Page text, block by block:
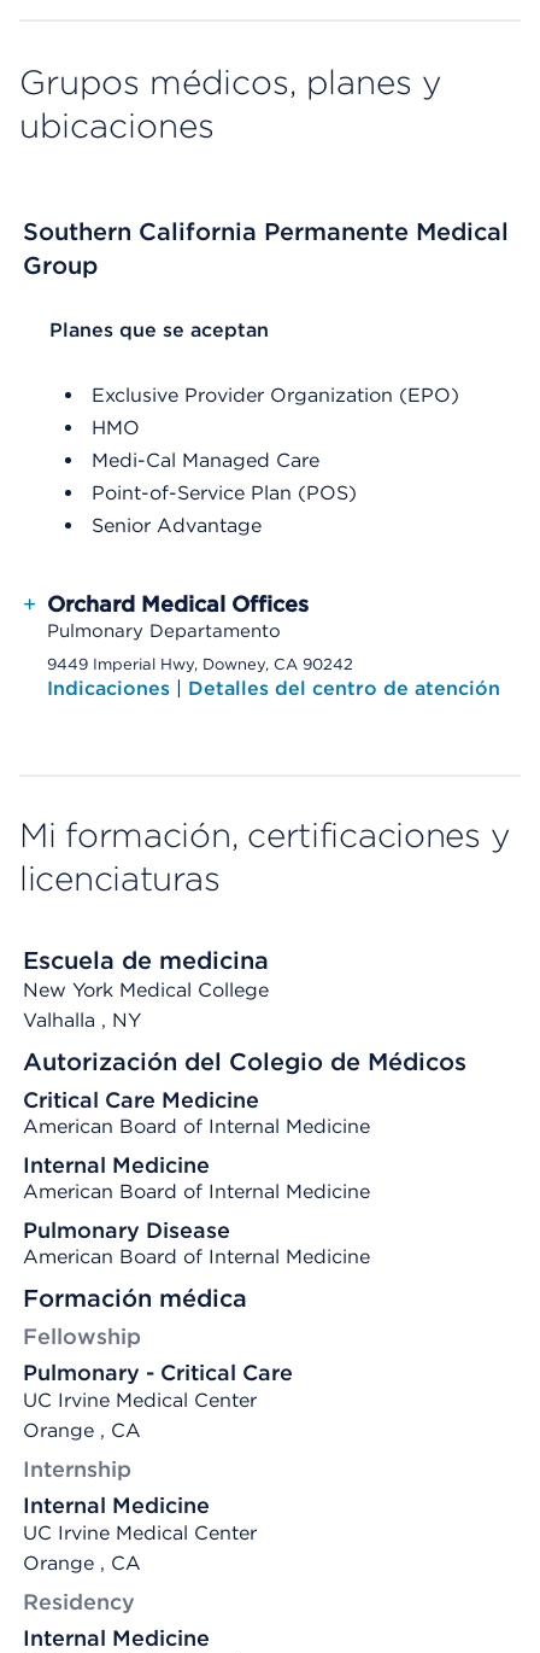
Grupos médicos, planes y
ubicaciones
Southern California Permanente Medical
Group
List Header Planes que se aceptan
Planes que se aceptan
Exclusive Provider Organization (EPO)
HMO
Medi-Cal Managed Care
Point-of-Service Plan (POS)
Senior Advantage
+ Orchard Medical Offices
Pulmonary Departamento
9449 Imperial Hwy, Downey, CA 90242
Indicaciones | Detalles del centro de atención
Mi formación, certificaciones y
licenciaturas
Escuela de medicina
New York Medical College
Valhalla , NY
Autorización del Colegio de Médicos
Critical Care Medicine
American Board of Internal Medicine
Internal Medicine
American Board of Internal Medicine
Pulmonary Disease
American Board of Internal Medicine
Formación médica
Fellowship
Pulmonary - Critical Care
UC Irvine Medical Center
Orange , CA
Internship
Internal Medicine
UC Irvine Medical Center
Orange , CA
Residency
Internal Medicine